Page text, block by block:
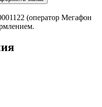
(оператор Мегафон